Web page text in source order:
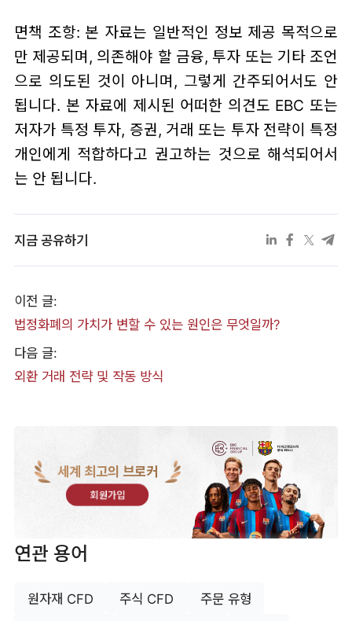
면책 조항: 본 자료는 일반적인 정보 제공 목적으로
만 제공되며, 의존해야 할 금융, 투자 또는 기타 조언
으로 의도된 것이 아니며, 그렇게 간주되어서도 안
됩니다. 본 자료에 제시된 어떠한 의견도 EBC 또는
저자가 특정 투자, 증권, 거래 또는 투자 전략이 특정
개인에게 적합하다고 권고하는 것으로 해석되어서
는 안 됩니다.
지금 공유하기
이전 글:
법정화폐의 가치가 변할 수 있는 원인은 무엇일까?
다음 글:
외환 거래 전략 및 작동 방식
세계 최고의 브로커
회원가입
연관 용어
원자재 CFD 주식 CFD 주문 유형